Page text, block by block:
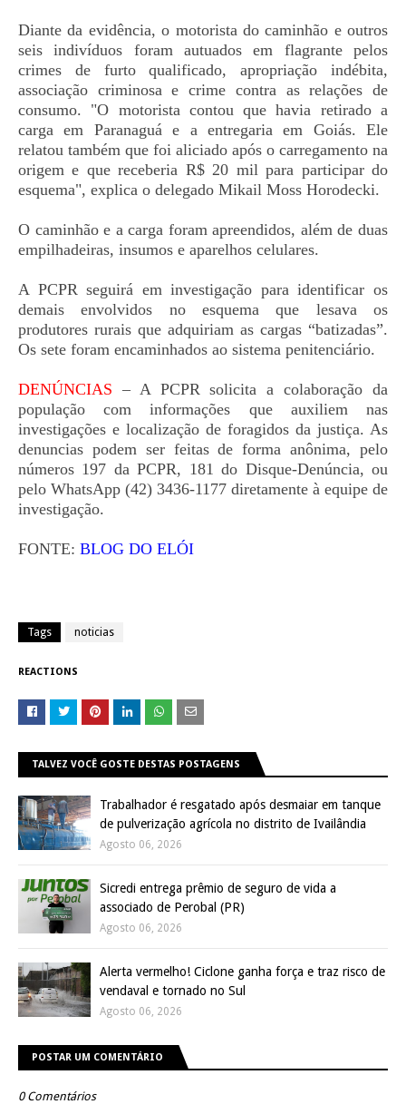
Diante da evidência, o motorista do caminhão e outros
seis indivíduos foram autuados em flagrante pelos
crimes de furto qualificado, apropriação indébita,
associação criminosa e crime contra as relações de
consumo. "O motorista contou que havia retirado a
carga em Paranaguá e a entregaria em Goiás. Ele
relatou também que foi aliciado após o carregamento na
origem e que receberia R$ 20 mil para participar do
esquema", explica o delegado Mikail Moss Horodecki.
O caminhão e a carga foram apreendidos, além de duas
empilhadeiras, insumos e aparelhos celulares.
A PCPR seguirá em investigação para identificar os
demais envolvidos no esquema que lesava os
produtores rurais que adquiriam as cargas “batizadas”.
Os sete foram encaminhados ao sistema penitenciário.
DENÚNCIAS – A PCPR solicita a colaboração da
população com informações que auxiliem nas
investigações e localização de foragidos da justiça. As
denuncias podem ser feitas de forma anônima, pelo
números 197 da PCPR, 181 do Disque-Denúncia, ou
pelo WhatsApp (42) 3436-1177 diretamente à equipe de
investigação.
FONTE: BLOG DO ELÓI
Tags noticias
REACTIONS
TALVEZ VOCÊ GOSTE DESTAS POSTAGENS
Trabalhador é resgatado após desmaiar em tanque
de pulverização agrícola no distrito de Ivailândia
Agosto 06, 2026
Sicredi entrega prêmio de seguro de vida a
associado de Perobal (PR)
Agosto 06, 2026
Alerta vermelho! Ciclone ganha força e traz risco de
vendaval e tornado no Sul
Agosto 06, 2026
POSTAR UM COMENTÁRIO
0 Comentários